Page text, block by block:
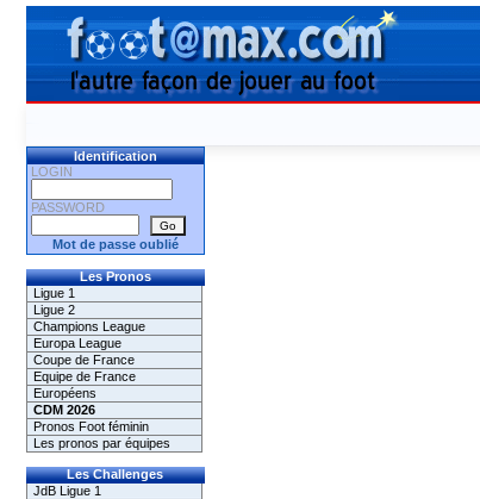
Identification
LOGIN
PASSWORD
Mot de passe oublié
Les Pronos
Ligue 1
Ligue 2
Champions League
Europa League
Coupe de France
Equipe de France
Européens
CDM 2026
Pronos Foot féminin
Les pronos par équipes
Les Challenges
JdB Ligue 1